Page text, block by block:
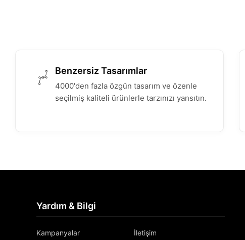
Benzersiz Tasarımlar
4000'den fazla özgün tasarım ve özenle
seçilmiş kaliteli ürünlerle tarzınızı yansıtın.
Yardım & Bilgi
Kampanyalar
İletişim